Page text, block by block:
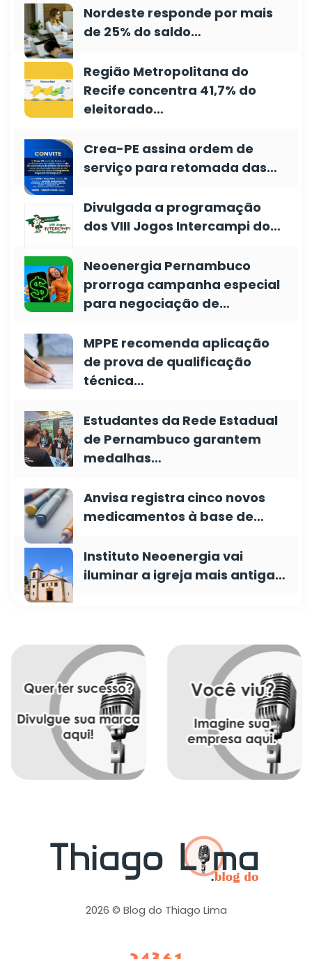
Nordeste responde por mais
de 25% do saldo…
Região Metropolitana do
Recife concentra 41,7% do
eleitorado…
Crea-PE assina ordem de
serviço para retomada das…
Divulgada a programação
dos VIII Jogos Intercampi do…
Neoenergia Pernambuco
prorroga campanha especial
para negociação de…
MPPE recomenda aplicação
de prova de qualificação
técnica…
Estudantes da Rede Estadual
de Pernambuco garantem
medalhas…
Anvisa registra cinco novos
medicamentos à base de…
Instituto Neoenergia vai
iluminar a igreja mais antiga…
2026 © Blog do Thiago Lima